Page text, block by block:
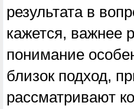
результата в
кажется, важнее
понимание
близок подход,
рассматривают